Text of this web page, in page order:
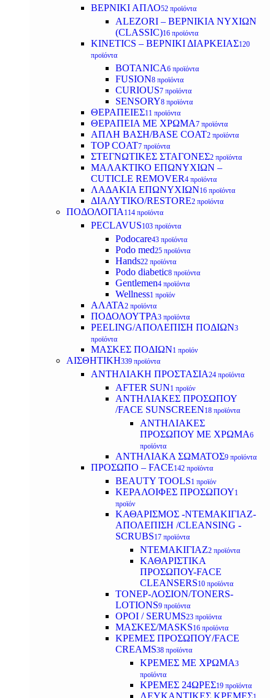
ΒΕΡΝΙΚΙ ΑΠΛΟ52 προϊόντα
ALEZORI – ΒΕΡΝΙΚΙΑ ΝΥΧΙΩΝ
(CLASSIC)16 προϊόντα
KINETICS – ΒΕΡΝΙΚΙ ΔΙΑΡΚΕΙΑΣ120
προϊόντα
BOTANICA6 προϊόντα
FUSION8 προϊόντα
CURIOUS7 προϊόντα
SENSORY8 προϊόντα
ΘΕΡΑΠΕΙΕΣ11 προϊόντα
ΘΕΡΑΠΕΙΑ ΜΕ ΧΡΩΜΑ7 προϊόντα
ΑΠΛΗ ΒΑΣΗ/BASE COAT2 προϊόντα
TOP COAT7 προϊόντα
ΣΤΕΓΝΩΤΙΚΕΣ ΣΤΑΓΟΝΕΣ2 προϊόντα
ΜΑΛΑΚΤΙΚΟ ΕΠΩΝΥΧΙΩΝ –
CUTICLE REMOVER4 προϊόντα
ΛΑΔΑΚΙΑ ΕΠΩΝΥΧΙΩΝ16 προϊόντα
ΔΙΑΛΥΤΙΚΟ/RESTORE2 προϊόντα
ΠΟΔΟΛΟΓΙΑ 114 προϊόντα
PECLAVUS103 προϊόντα
Podocare43 προϊόντα
Podo med25 προϊόντα
Hands22 προϊόντα
Podo diabetic8 προϊόντα
Gentlemen4 προϊόντα
Wellness1 προϊόν
ΑΛΑΤΑ2 προϊόντα
ΠΟΔΟΛΟΥΤΡΑ3 προϊόντα
PEELING/ΑΠΟΛΕΠΙΣΗ ΠΟΔΙΩΝ3
προϊόντα
ΜΑΣΚΕΣ ΠΟΔΙΩΝ1 προϊόν
ΑΙΣΘΗΤΙΚΗ339 προϊόντα
ΑΝΤΗΛΙΑΚΗ ΠΡΟΣΤΑΣΙΑ24 προϊόντα
AFTER SUN1 προϊόν
ΑΝΤΗΛΙΑΚΕΣ ΠΡΟΣΩΠΟΥ
/FACE SUNSCREEN18 προϊόντα
ΑΝΤΗΛΙΑΚΕΣ
ΠΡΟΣΩΠΟΥ ΜΕ ΧΡΩΜΑ6
προϊόντα
ΑΝΤΗΛΙΑΚΑ ΣΩΜΑΤΟΣ9 προϊόντα
ΠΡΟΣΩΠΟ – FACE142 προϊόντα
BEAUTY TOOLS1 προϊόν
ΚΕΡΑΛΟΙΦΕΣ ΠΡΟΣΩΠΟΥ1
προϊόν
ΚΑΘΑΡΙΣΜΟΣ -ΝΤΕΜΑΚΙΓΙΑΖ-
ΑΠΟΛΕΠΙΣΗ /CLEANSING -
SCRUBS17 προϊόντα
ΝΤΕΜΑΚΙΓΙΑΖ2 προϊόντα
ΚΑΘΑΡΙΣΤΙΚΑ
ΠΡΟΣΩΠΟΥ-FACE
CLEANSERS10 προϊόντα
ΤΟΝΕΡ-ΛΟΣΙΟΝ/TONERS-
LOTIONS9 προϊόντα
ΟΡΟΙ / SERUMS23 προϊόντα
ΜΑΣΚΕΣ/MASKS16 προϊόντα
ΚΡΕΜΕΣ ΠΡΟΣΩΠΟΥ/FACE
CREAMS38 προϊόντα
ΚΡΕΜΕΣ ΜΕ ΧΡΩΜΑ3
προϊόντα
ΚΡΕΜΕΣ 24ΩΡΕΣ19 προϊόντα
ΛΕΥΚΑΝΤΙΚΕΣ ΚΡΕΜΕΣ